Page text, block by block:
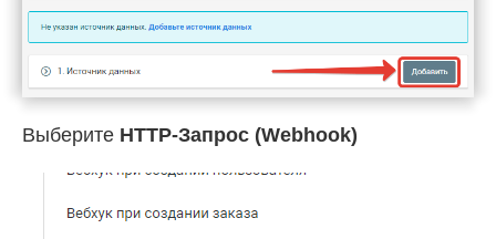
Выберите HTTP-Запрос (Webhook)